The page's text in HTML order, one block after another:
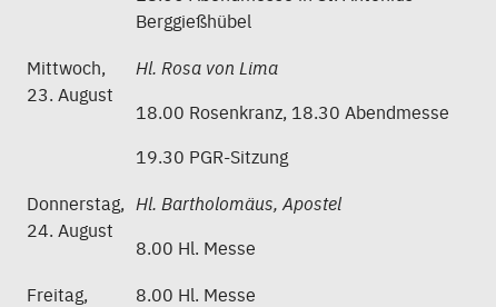
Berggießhübel
Mittwoch,
23. August
Hl. Rosa von Lima
18.00 Rosenkranz, 18.30 Abendmesse
19.30 PGR-Sitzung
Donnerstag,
24. August
Hl. Bartholomäus, Apostel
8.00 Hl. Messe
Freitag,
8.00 Hl. Messe